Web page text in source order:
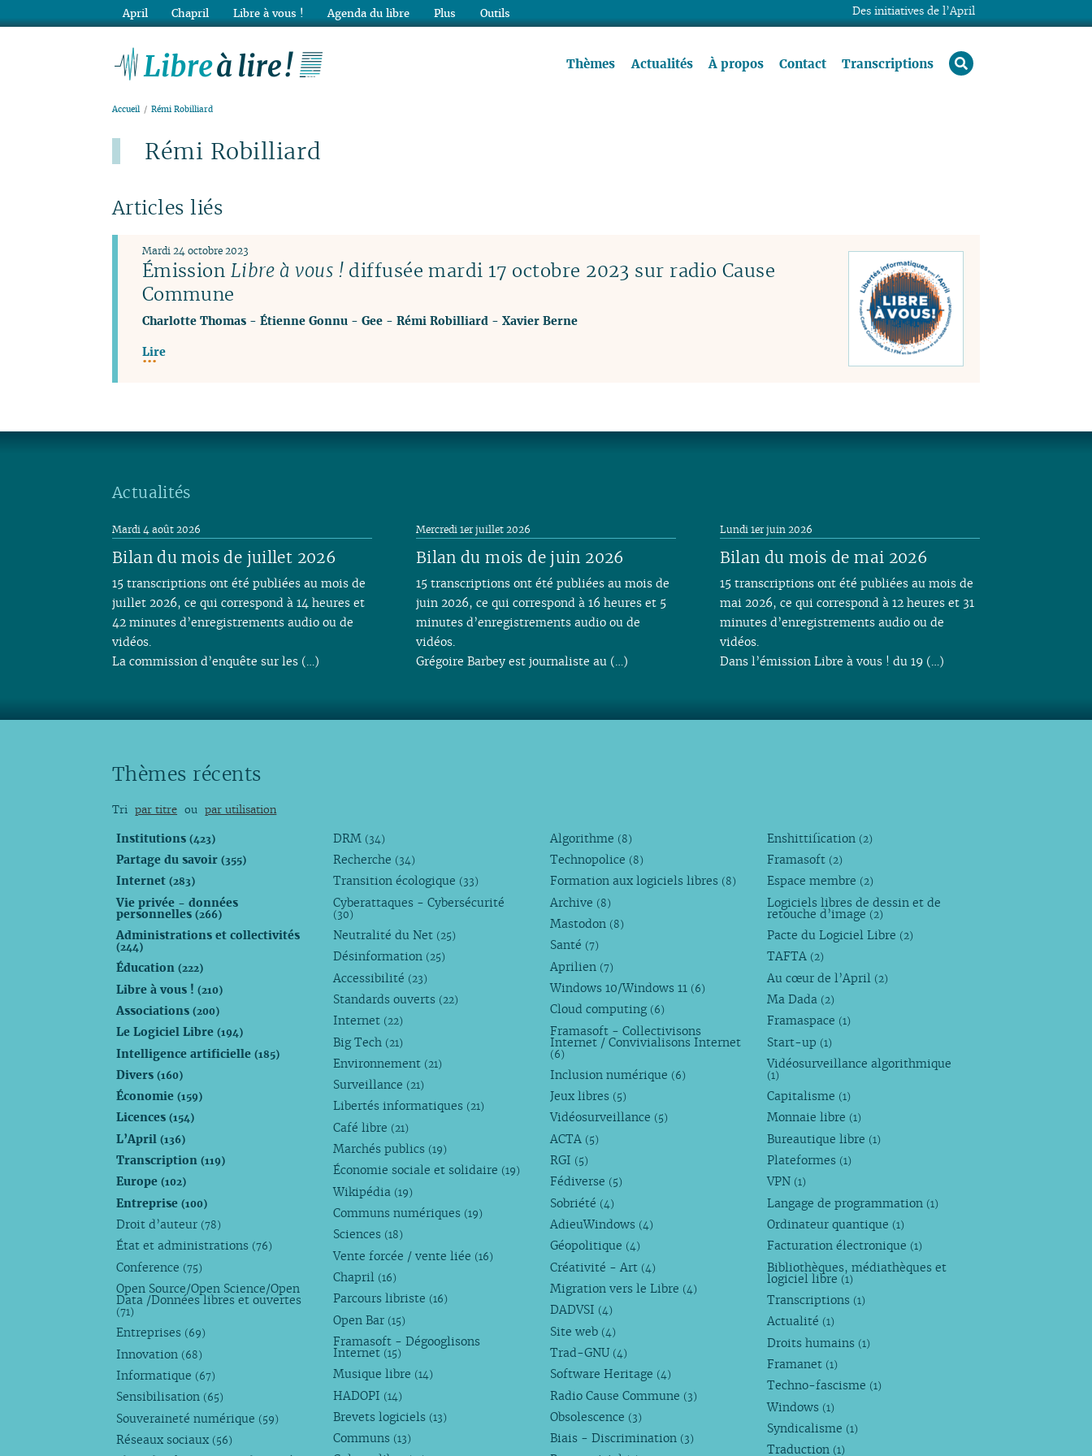
Thèmes Actualités À propos Contact Transcriptions rechercher
Accueil Rémi Robilliard
Rémi Robilliard
Articles liés
Émission Libre à vous !diffusée mardi 17 octobre 2023 sur radio Cause
Commune
Mardi 24 octobre 2023
Charlotte Thomas - Étienne Gonnu- Gee- Rémi Robilliard- Xavier Berne
Lire
Actualités
Bilan du mois de juillet 2026
Mardi 4 août 2026
15 transcriptions ont été publiées au mois de
juillet 2026, ce qui correspond à 14 heures et
42 minutes d’enregistrements audio ou de
vidéos.
La commission d’enquête sur les (…)
Bilan du mois de juin 2026
Mercredi 1er juillet 2026
15 transcriptions ont été publiées au mois de
juin 2026, ce qui correspond à 16 heures et 5
minutes d’enregistrements audio ou de
vidéos.
Grégoire Barbey est journaliste au (…)
Bilan du mois de mai 2026
Lundi 1er juin 2026
15 transcriptions ont été publiées au mois de
mai 2026, ce qui correspond à 12 heures et 31
minutes d’enregistrements audio ou de
vidéos.
Dans l’émission Libre à vous ! du 19 (…)
Thèmes récents
Tri par titre ou par utilisation
Institutions(423)
Partage du savoir(355)
Internet(283)
Vie privée - données
personnelles(266)
Administrations et collectivités
(244)
Éducation(222)
Libre à vous !(210)
Associations(200)
Le Logiciel Libre(194)
Intelligence artificielle(185)
Divers(160)
Économie(159)
Licences(154)
L’April(136)
Transcription(119)
Europe(102)
Entreprise(100)
Droit d’auteur (78)
État et administrations (76)
Conference (75)
Open Source/Open Science/Open
Data /Données libres et ouvertes
(71)
Entreprises (69)
Innovation (68)
Informatique (67)
Sensibilisation (65)
Souveraineté numérique (59)
Réseaux sociaux (56)
DRM (34)
Recherche (34)
Transition écologique (33)
Cyberattaques - Cybersécurité
(30)
Neutralité du Net (25)
Désinformation (25)
Accessibilité (23)
Standards ouverts (22)
Internet (22)
Big Tech (21)
Environnement (21)
Surveillance (21)
Libertés informatiques (21)
Café libre (21)
Marchés publics (19)
Économie sociale et solidaire (19)
Wikipédia (19)
Communs numériques (19)
Sciences (18)
Vente forcée / vente liée (16)
Chapril (16)
Parcours libriste (16)
Open Bar (15)
Framasoft - Dégooglisons
Internet (15)
Musique libre (14)
HADOPI (14)
Brevets logiciels (13)
Communs (13)
Algorithme (8)
Technopolice (8)
Formation aux logiciels libres (8)
Archive (8)
Mastodon (8)
Santé (7)
Aprilien (7)
Windows 10/Windows 11 (6)
Cloud computing (6)
Framasoft - Collectivisons
Internet / Convivialisons Internet
(6)
Inclusion numérique (6)
Jeux libres (5)
Vidéosurveillance (5)
ACTA (5)
RGI (5)
Fédiverse (5)
Sobriété (4)
AdieuWindows (4)
Géopolitique (4)
Créativité - Art (4)
Migration vers le Libre (4)
DADVSI (4)
Site web (4)
Trad-GNU (4)
Software Heritage (4)
Radio Cause Commune (3)
Obsolescence (3)
Biais - Discrimination (3)
Enshittification (2)
Framasoft (2)
Espace membre (2)
Logiciels libres de dessin et de
retouche d’image (2)
Pacte du Logiciel Libre (2)
TAFTA (2)
Au cœur de l’April (2)
Ma Dada (2)
Framaspace (1)
Start-up (1)
Vidéosurveillance algorithmique
(1)
Capitalisme (1)
Monnaie libre (1)
Bureautique libre (1)
Plateformes (1)
VPN (1)
Langage de programmation (1)
Ordinateur quantique (1)
Facturation électronique (1)
Bibliothèques, médiathèques et
logiciel libre (1)
Transcriptions (1)
Actualité (1)
Droits humains (1)
Framanet (1)
Techno-fascisme (1)
Windows (1)
Syndicalisme (1)
Traduction (1)
Des initiatives de l’April
April Chapril Libre à vous ! Agenda du libre Plus Outils